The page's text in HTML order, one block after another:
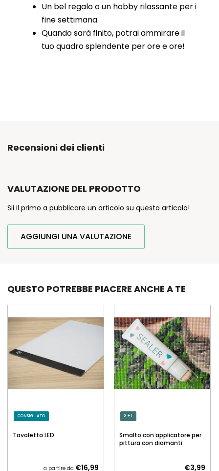
Un bel regalo o un hobby rilassante per i
fine settimana.
Quando sarà finito, potrai ammirare il
tuo quadro splendente per ore e ore!
Recensioni dei clienti
VALUTAZIONE DEL PRODOTTO
Sii il primo a pubblicare un articolo su questo articolo!
AGGIUNGI UNA VALUTAZIONE
QUESTO POTREBBE PIACERE ANCHE A TE
CONSIGLIATO
Tavoletta LED
a partire da €16,99
3 + 1
Smalto con applicatore per
pittura con diamanti
€3,99